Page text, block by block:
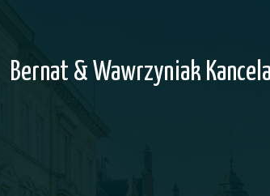
Bernat & Wawrzyniak